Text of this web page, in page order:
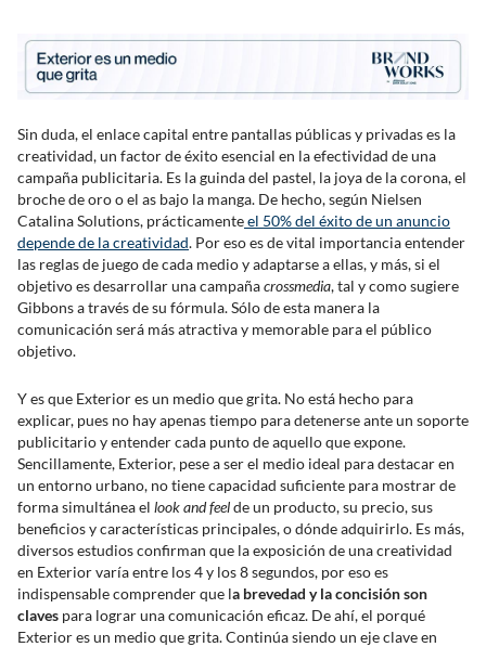
Sin duda, el enlace capital entre pantallas públicas y privadas es la
creatividad, un factor de éxito esencial en la efectividad de una
campaña publicitaria. Es la guinda del pastel, la joya de la corona, el
broche de oro o el as bajo la manga. De hecho, según Nielsen
Catalina Solutions, prácticamenteel 50% del éxito de un anuncio
depende de la creatividad. Por eso es de vital importancia entender
las reglas de juego de cada medio y adaptarse a ellas, y más, si el
objetivo es desarrollar una campañacrossmedia, tal y como sugiere
Gibbons a través de su fórmula. Sólo de esta manera la
comunicación será más atractiva y memorable para el público
objetivo.
Y es que Exterior es un medio que grita. No está hecho para
explicar, pues no hay apenas tiempo para detenerse ante un soporte
publicitario y entender cada punto de aquello que expone.
Sencillamente, Exterior, pese a ser el medio ideal para destacar en
un entorno urbano, no tiene capacidad suficiente para mostrar de
forma simultánea el look and feelde un producto, su precio, sus
beneficios y características principales, o dónde adquirirlo. Es más,
diversos estudios confirman que la exposición de una creatividad
en Exterior varía entre los 4 y los 8 segundos, por eso es
indispensable comprender que la brevedad y la concisión son
claves para lograr una comunicación eficaz. De ahí, el porqué
Exterior es un medio que grita. Continúa siendo un eje clave en